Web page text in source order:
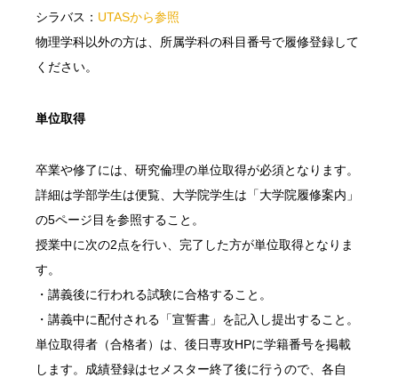
シラバス： UTASから参照
物理学科以外の方は、所属学科の科目番号で履修登録して
ください。
単位取得
卒業や修了には、研究倫理の単位取得が必須となります。
詳細は学部学生は便覧、大学院学生は「大学院履修案内」
の5ページ目を参照すること。
授業中に次の2点を行い、完了した方が単位取得となりま
す。
・講義後に行われる試験に合格すること。
・講義中に配付される「宣誓書」を記入し提出すること。
単位取得者（合格者）は、後日専攻HPに学籍番号を掲載
します。成績登録はセメスター終了後に行うので、各自